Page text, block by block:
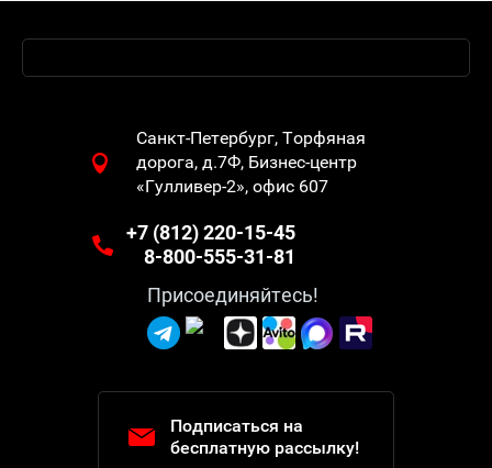
Санкт-Петербург, Торфяная
дорога, д.7Ф, Бизнес-центр
«Гулливер-2», офис 607
+7 (812) 220-15-45
8-800-555-31-81
Присоединяйтесь!
Подписаться на
бесплатную рассылку!